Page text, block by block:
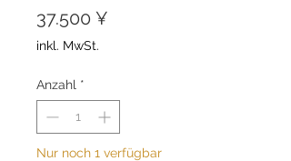
37.500 ¥
inkl. MwSt.
Anzahl *
Nur noch 1 verfügbar